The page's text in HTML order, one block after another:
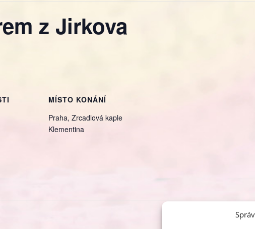
z Jirkova
MÍSTO KONÁNÍ
Praha, Zrcadlová kaple
Klementina
Koncert se sborem